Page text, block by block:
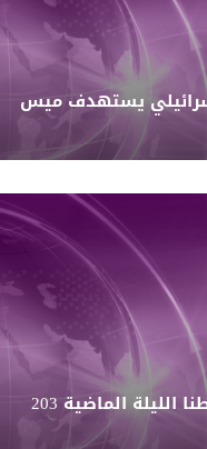
إسرائيلي يستهدف ميس
وزارة الدفاع الروسية: أسقطنا الليلة الماضية 203